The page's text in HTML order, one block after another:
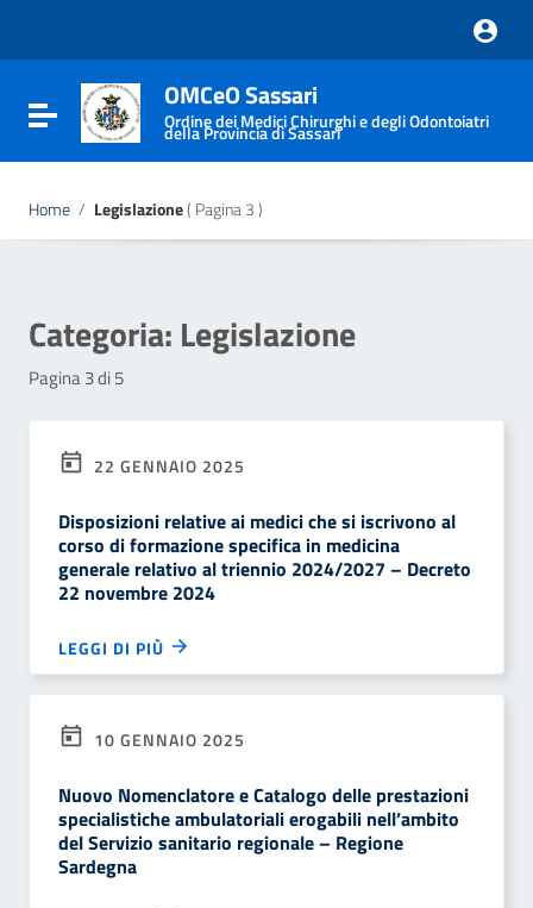
Vai al footer
Attiva / disattiva la navigazione
OMCeO Sassari
Ordine dei Medici Chirurghi e degli Odontoiatri
della Provincia di Sassari
Home / Legislazione( Pagina 3 )
Categoria: Legislazione
Pagina 3 di 5
22 GENNAIO 2025
Disposizioni relative ai medici che si iscrivono al
corso di formazione specifica in medicina
generale relativo al triennio 2024/2027 – Decreto
22 novembre 2024
LEGGI DI PIÙ
10 GENNAIO 2025
Nuovo Nomenclatore e Catalogo delle prestazioni
specialistiche ambulatoriali erogabili nell’ambito
del Servizio sanitario regionale – Regione
Sardegna